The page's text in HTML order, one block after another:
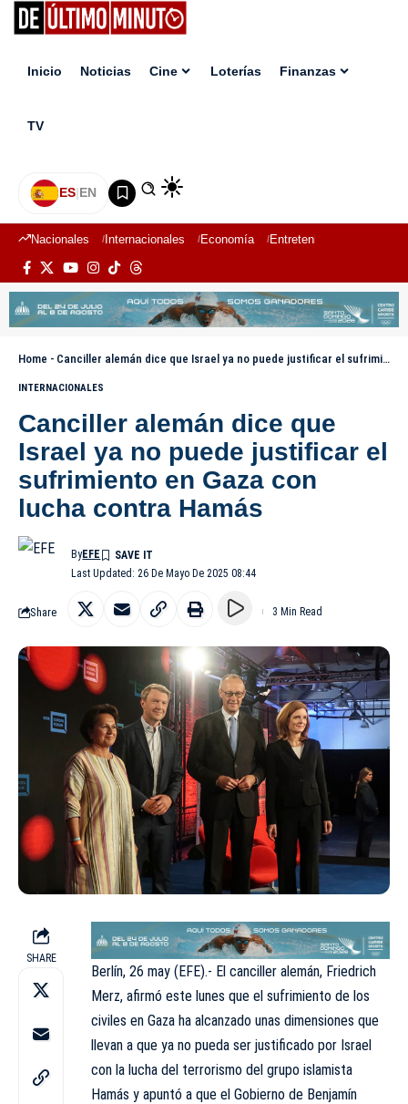
Inicio Noticias Cine Loterías Finanzas
TV
ES|EN
Nacionales Internacionales Economía Entretenimiento
Home - Canciller alemán dice que Israel ya no puede justificar el sufrimiento en Gaza con lucha contra Hamás
INTERNACIONALES
Canciller alemán dice que
Israel ya no puede justificar el
sufrimiento en Gaza con
lucha contra Hamás
Last Updated: 26 De Mayo De 2025 08:44
ByEFE
Share 3 Min Read
SHARE
Berlín, 26 may (EFE).- El canciller alemán, Friedrich
Merz, afirmó este lunes que el sufrimiento de los
civiles en Gaza ha alcanzado unas dimensiones que
llevan a que ya no pueda ser justificado por Israel
con la lucha del terrorismo del grupo islamista
Hamás y apuntó a que el Gobierno de Benjamín